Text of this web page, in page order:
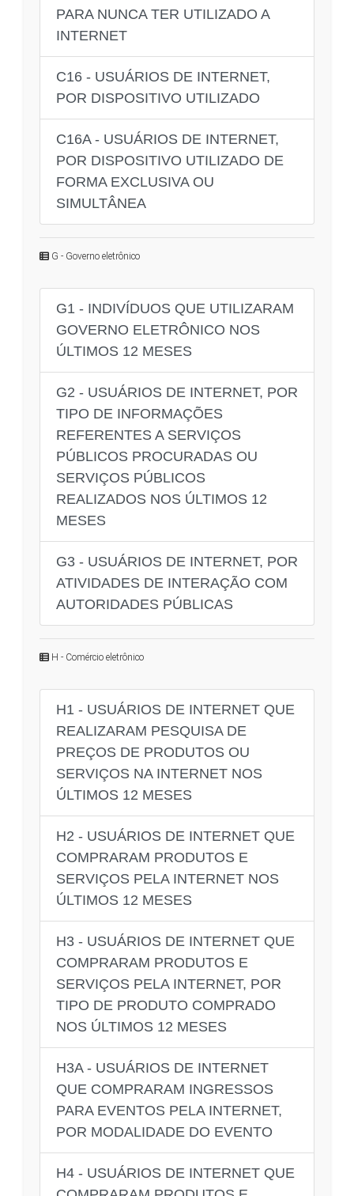
PARA NUNCA TER UTILIZADO A
INTERNET
C16 - USUÁRIOS DE INTERNET,
POR DISPOSITIVO UTILIZADO
C16A - USUÁRIOS DE INTERNET,
POR DISPOSITIVO UTILIZADO DE
FORMA EXCLUSIVA OU
SIMULTÂNEA
G - Governo eletrônico
G1 - INDIVÍDUOS QUE UTILIZARAM
GOVERNO ELETRÔNICO NOS
ÚLTIMOS 12 MESES
G2 - USUÁRIOS DE INTERNET, POR
TIPO DE INFORMAÇÕES
REFERENTES A SERVIÇOS
PÚBLICOS PROCURADAS OU
SERVIÇOS PÚBLICOS
REALIZADOS NOS ÚLTIMOS 12
MESES
G3 - USUÁRIOS DE INTERNET, POR
ATIVIDADES DE INTERAÇÃO COM
AUTORIDADES PÚBLICAS
H - Comércio eletrônico
H1 - USUÁRIOS DE INTERNET QUE
REALIZARAM PESQUISA DE
PREÇOS DE PRODUTOS OU
SERVIÇOS NA INTERNET NOS
ÚLTIMOS 12 MESES
H2 - USUÁRIOS DE INTERNET QUE
COMPRARAM PRODUTOS E
SERVIÇOS PELA INTERNET NOS
ÚLTIMOS 12 MESES
H3 - USUÁRIOS DE INTERNET QUE
COMPRARAM PRODUTOS E
SERVIÇOS PELA INTERNET, POR
TIPO DE PRODUTO COMPRADO
NOS ÚLTIMOS 12 MESES
H3A - USUÁRIOS DE INTERNET
QUE COMPRARAM INGRESSOS
PARA EVENTOS PELA INTERNET,
POR MODALIDADE DO EVENTO
H4 - USUÁRIOS DE INTERNET QUE